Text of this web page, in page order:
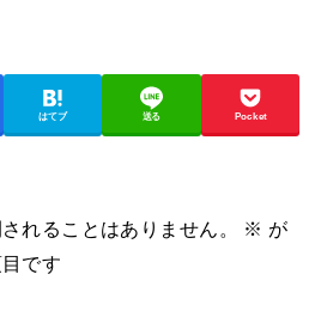
はてブ 送る Pocket
れることはありません。 ※ が
です